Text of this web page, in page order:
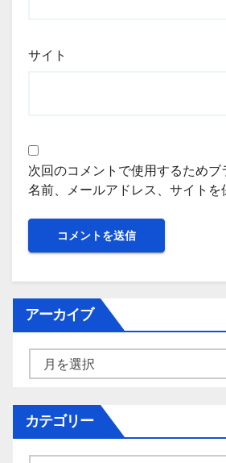
サイト
次回のコメントで使用するため
名前、メールアドレス、サイトを
アーカイブ
ー
イ
ブ
カテゴリー